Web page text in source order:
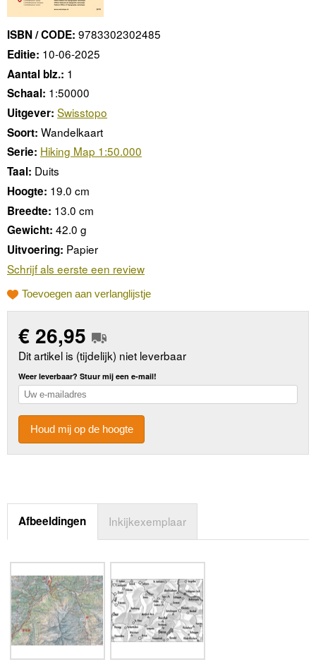
ISBN / CODE: 9783302302485
Editie: 10-06-2025
Aantal blz.: 1
Schaal: 1:50000
Uitgever: Swisstopo
Soort: Wandelkaart
Serie: Hiking Map 1:50.000
Taal: Duits
Hoogte: 19.0 cm
Breedte: 13.0 cm
Gewicht: 42.0 g
Uitvoering: Papier
Schrijf als eerste een review
Toevoegen aan verlanglijstje
€ 26,95
Dit artikel is (tijdelijk) niet leverbaar
Weer leverbaar? Stuur mij een e-mail!
Houd mij op de hoogte
Afbeeldingen Inkijkexemplaar